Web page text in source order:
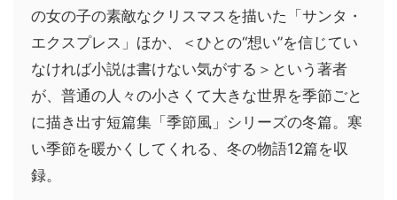
の女の子の素敵なクリスマスを描いた「サンタ・
エクスプレス」ほか、＜ひとの“想い”を信じてい
なければ小説は書けない気がする＞という著者
が、普通の人々の小さくて大きな世界を季節ごと
に描き出す短篇集「季節風」シリーズの冬篇。寒
い季節を暖かくしてくれる、冬の物語12篇を収
録。